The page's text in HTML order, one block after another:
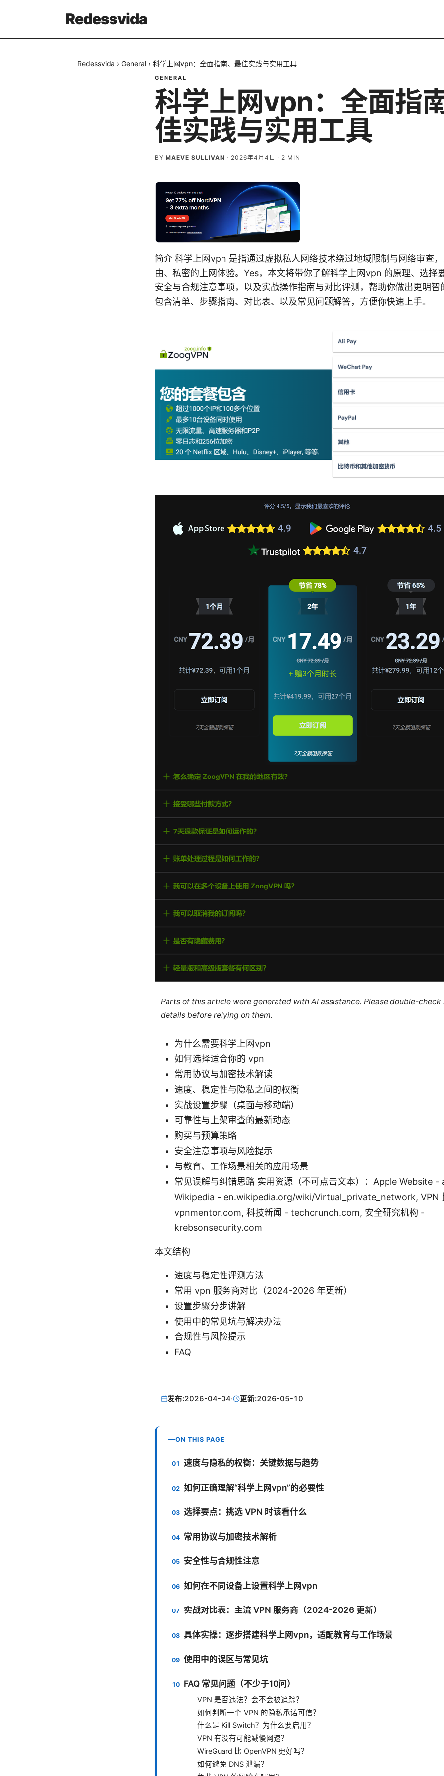
Redessvida
Redessvida › General › 科学上网vpn：全面指南、最佳实践与实用工具
GENERAL
科学上网vpn：全面指
佳实践与实用工具
BY MAEVE SULLIVAN · 2026年4月4日 · 2 MIN
简介 科学上网vpn 是指通过虚拟私人网络技术绕过地域限制与网络审查
由、私密的上网体验。Yes，本文将带你了解科学上网vpn 的原理、选择
安全与合规注意事项，以及实战操作指南与对比评测，帮助你做出更明智
包含清单、步骤指南、对比表、以及常见问题解答，方便你快速上手。
Parts of this article were generated with AI assistance. Please double-
details before relying on them.
为什么需要科学上网vpn
如何选择适合你的 vpn
常用协议与加密技术解读
速度、稳定性与隐私之间的权衡
实战设置步骤（桌面与移动端）
可靠性与上架审查的最新动态
购买与预算策略
安全注意事项与风险提示
与教育、工作场景相关的应用场景
常见误解与纠错思路 实用资源（不可点击文本）：Apple Website -
Wikipedia - en.wikipedia.org/wiki/Virtual_private_network, VPN
vpnmentor.com, 科技新闻 - techcrunch.com, 安全研究机构 -
krebsonsecurity.com
本文结构
速度与稳定性评测方法
常用 vpn 服务商对比（2024-2026 年更新）
设置步骤分步讲解
使用中的常见坑与解决办法
合规性与风险提示
FAQ
发布:2026-04-04· 更新:2026-05-10
ON THIS PAGE
速度与隐私的权衡：关键数据与趋势
如何正确理解“科学上网vpn”的必要性
选择要点：挑选 VPN 时该看什么
常用协议与加密技术解析
安全性与合规性注意
如何在不同设备上设置科学上网vpn
实战对比表：主流 VPN 服务商（2024-2026 更新）
具体实操：逐步搭建科学上网vpn，适配教育与工作场景
使用中的误区与常见坑
FAQ 常见问题（不少于10问）
VPN 是否违法？会不会被追踪？
如何判断一个 VPN 的隐私承诺可信？
什么是 Kill Switch？为什么要启用？
VPN 有没有可能减慢网速？
WireGuard 比 OpenVPN 更好吗？
如何避免 DNS 泄漏？